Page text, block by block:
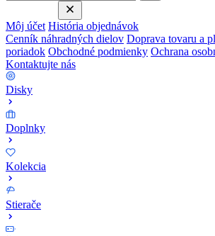
Môj účet História objednávok
Cenník náhradných dielov Doprava tovaru a
poriadok Obchodné podmienky Ochrana
Kontaktujte nás
Disky
Doplnky
Kolekcia
Stierače